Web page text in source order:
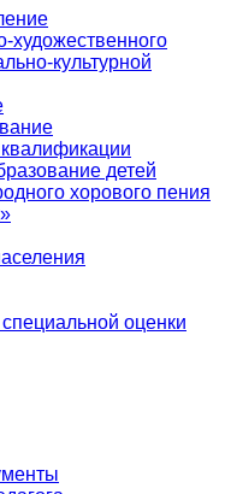
художественного
культурной
детей
хорового пения
оценки